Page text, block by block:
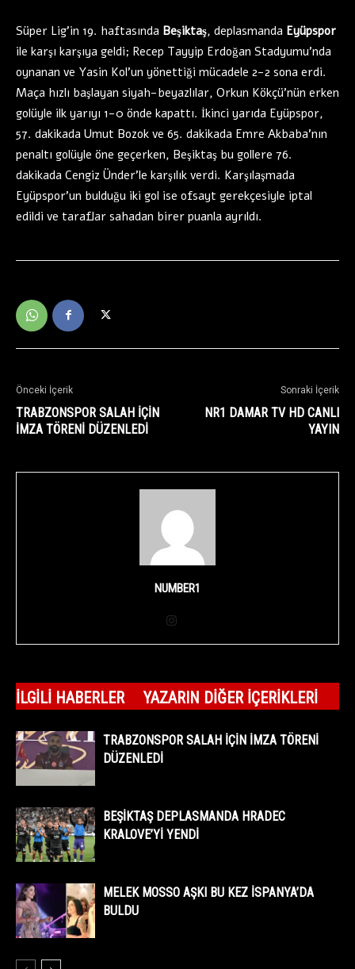
Süper Lig’in 19. haftasında Beşiktaş, deplasmanda Eyüpspor
ile karşı karşıya geldi; Recep Tayyip Erdoğan Stadyumu’nda
oynanan ve Yasin Kol’un yönettiği mücadele 2-2 sona erdi.
Maça hızlı başlayan siyah-beyazlılar, Orkun Kökçü’nün erken
golüyle ilk yarıyı 1-0 önde kapattı. İkinci yarıda Eyüpspor,
57. dakikada Umut Bozok ve 65. dakikada Emre Akbaba’nın
penaltı golüyle öne geçerken, Beşiktaş bu gollere 76.
dakikada Cengiz Ünder’le karşılık verdi. Karşılaşmada
Eyüpspor’un bulduğu iki gol ise ofsayt gerekçesiyle iptal
edildi ve taraflar sahadan birer puanla ayrıldı.
Önceki İçerik
TRABZONSPOR SALAH İÇİN
İMZA TÖRENİ DÜZENLEDİ
Sonraki İçerik
NR1 DAMAR TV HD CANLI
YAYIN
NUMBER1
İLGILI HABERLER YAZARIN DIĞER İÇERIKLERI
TRABZONSPOR SALAH İÇİN İMZA TÖRENİ
DÜZENLEDİ
BEŞİKTAŞ DEPLASMANDA HRADEC
KRALOVE’Yİ YENDİ
MELEK MOSSO AŞKI BU KEZ İSPANYA’DA
BULDU